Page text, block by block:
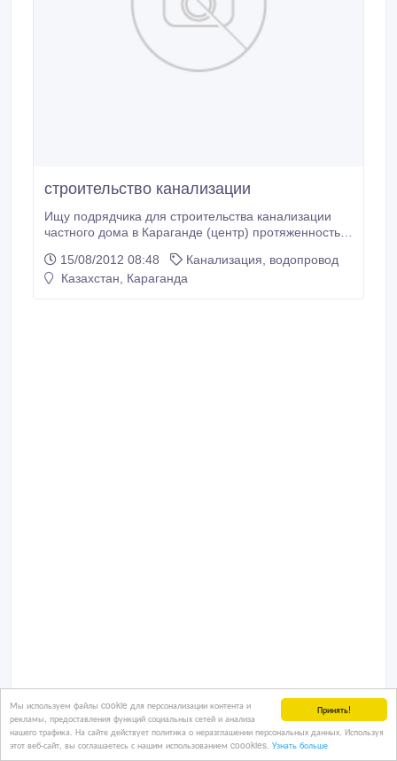
Принять!
Мы используем файлы cookie для персонализации контента и
рекламы, предоставления функций социальных сетей и анализа
нашего трафика. На сайте действует политика о неразглашении персональных данных. Используя
этот веб-сайт, вы соглашаетесь с нашим использованием coookies. Узнать больше
строительство канализации
Ищу подрядчика для строительства канализации
частного дома в Караганде (центр) протяженностью
9147..15/08/2012 08:48
Канализация, водопровод
Казахстан, Караганда